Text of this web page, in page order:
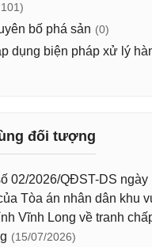
bố phá sản (0)
dụng biện pháp xử lý
đối tượng
02/2026/QĐST-DS ngày
Tòa án nhân dân khu
Vĩnh Long về tranh
(15/07/2026)